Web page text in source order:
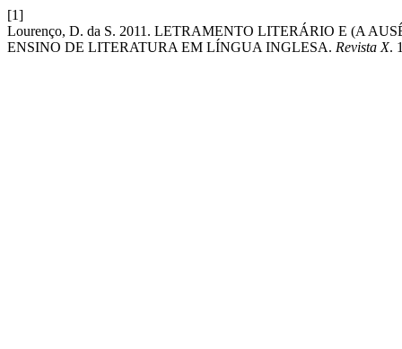
[1]
Lourenço, D. da S. 2011. LETRAMENTO LITERÁRIO E (A
ENSINO DE LITERATURA EM LÍNGUA INGLESA. Revista X.